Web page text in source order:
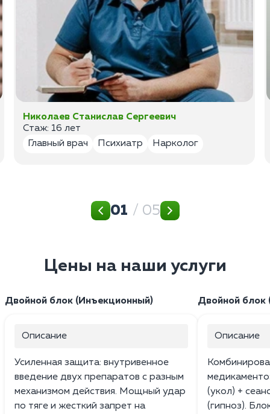
Николаев Станислав Сергеевич
Стаж: 16 лет
Главный врач
Психиатр Нарколог
01 / 05
Цены на наши услуги
Двойной блок (Инъекционный)
Описание
Усиленная защита: внутривенное
введение двух препаратов с разным
механизмом действия. Мощный удар
по тяге и жесткий запрет на
Двойной блок
Описание
(укол) +
(гипноз).